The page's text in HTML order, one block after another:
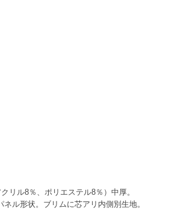
リル8％、ポリエステル8％）中厚。
ル形状。ブリムに芯アリ内側別生地。